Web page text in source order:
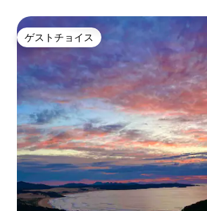
ゲストチョイス
ゲストチョイス